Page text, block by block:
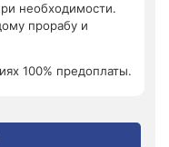
необходимости.
прорабу и
100% предоплаты.